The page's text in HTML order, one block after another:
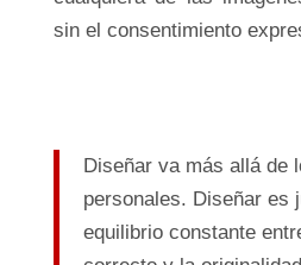
sin el consentimiento
Diseñar va más allá de
personales. Diseñar es
equilibrio constante